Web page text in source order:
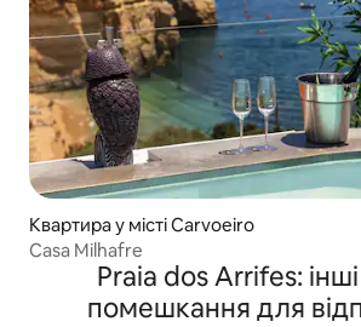
Квартира у місті Carvoeiro
Casa Milhafre
Praia dos Arrifes:
помешкання для